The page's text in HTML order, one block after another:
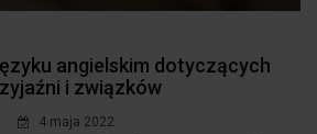
angielskim dotyczących
i związków
4 maja 2022